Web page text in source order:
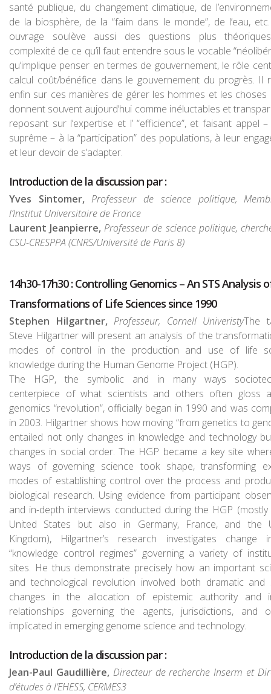
santé publique, du changement climatique, de
de la biosphère, de la “faim dans le monde”, de l’eau,
ouvrage soulève aussi des questions plus
complexité de ce qu’il faut entendre sous le vocable
qu’implique penser en termes de gouvernement, le rôle
calcul coût/bénéfice dans le gouvernement du progrès. Il
enfin sur ces manières de gérer les hommes et les choses
donnent souvent aujourd’hui comme inéluctables et
reposant sur l’expertise et l’ “efficience”, et faisant appel
suprême – à la “participation” des populations, à leur
et leur devoir de s’adapter.
Introduction de la discussion par :
Yves Sintomer, Professeur de science politique,
l’Institut Universitaire de France
Laurent Jeanpierre, Professeur de science politique,
CSU-CRESPPA (CNRS/Université de Paris 8)
14h30-17h30 : Controlling Genomics – An STS Analysis
Transformations of Life Sciences since 1990
Stephen Hilgartner, Professeur, Cornell UniveristyThe
Steve Hilgartner will present an analysis of the
modes of control in the production and use of life
knowledge during the Human Genome Project (HGP).
The HGP, the symbolic and in many ways
centerpiece of what scientists and others often gloss
genomics “revolution”, officially began in 1990 and was
in 2003. Hilgartner shows how moving “from genetics to
entailed not only changes in knowledge and technology
changes in social order. The HGP became a key site
ways of governing science took shape, transforming
modes of establishing control over the process and
biological research. Using evidence from participant
and in-depth interviews conducted during the HGP
United States but also in Germany, France, and the
Kingdom), Hilgartner’s research investigates change
“knowledge control regimes” governing a variety of
sites. He thus demonstrate precisely how an important
and technological revolution involved both dramatic and
changes in the allocation of epistemic authority and
relationships governing the agents, jurisdictions, and
implicated in emerging genome science and technology.
Introduction de la discussion par :
Jean-Paul Gaudillière, Directeur de recherche Inserm et
d’études à l’EHESS, CERMES3